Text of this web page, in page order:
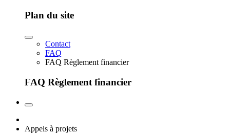
Plan du site
Contact
FAQ
FAQ Règlement financier
FAQ Règlement financier
Appels à projets